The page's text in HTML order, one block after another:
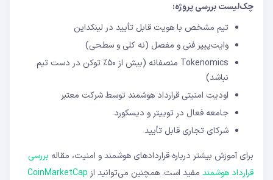
چک‌لیست بررسی پروژه:
تیم مشخص با هویت قابل تأیید در لینکداین
وایت‌پیپر فنی و مفصل (نه کلی و سطحی)
Tokenomics منصفانه (بیش از ۵۰٪ توکن در دست تیم
نباشد)
اودیت امنیتی قرارداد هوشمند توسط شرکت معتبر
جامعه فعال در توییتر و دیسکورد
شرکای تجاری قابل تأیید
برای آموزش بیشتر درباره قراردادهای هوشمند و امنیت، مقاله بررسی
قرارداد هوشمند مفید است. همچنین می‌توانید از CoinMarketCap